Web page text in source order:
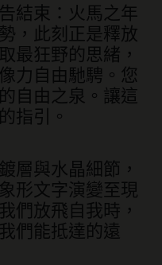
結束：火馬之年
，此刻正是釋放
最狂野的思緒，
力自由馳騁。您
自由之泉。讓這
指引。
層與水晶細節，
形文字演變至現
們放飛自我時，
們能抵達的遠